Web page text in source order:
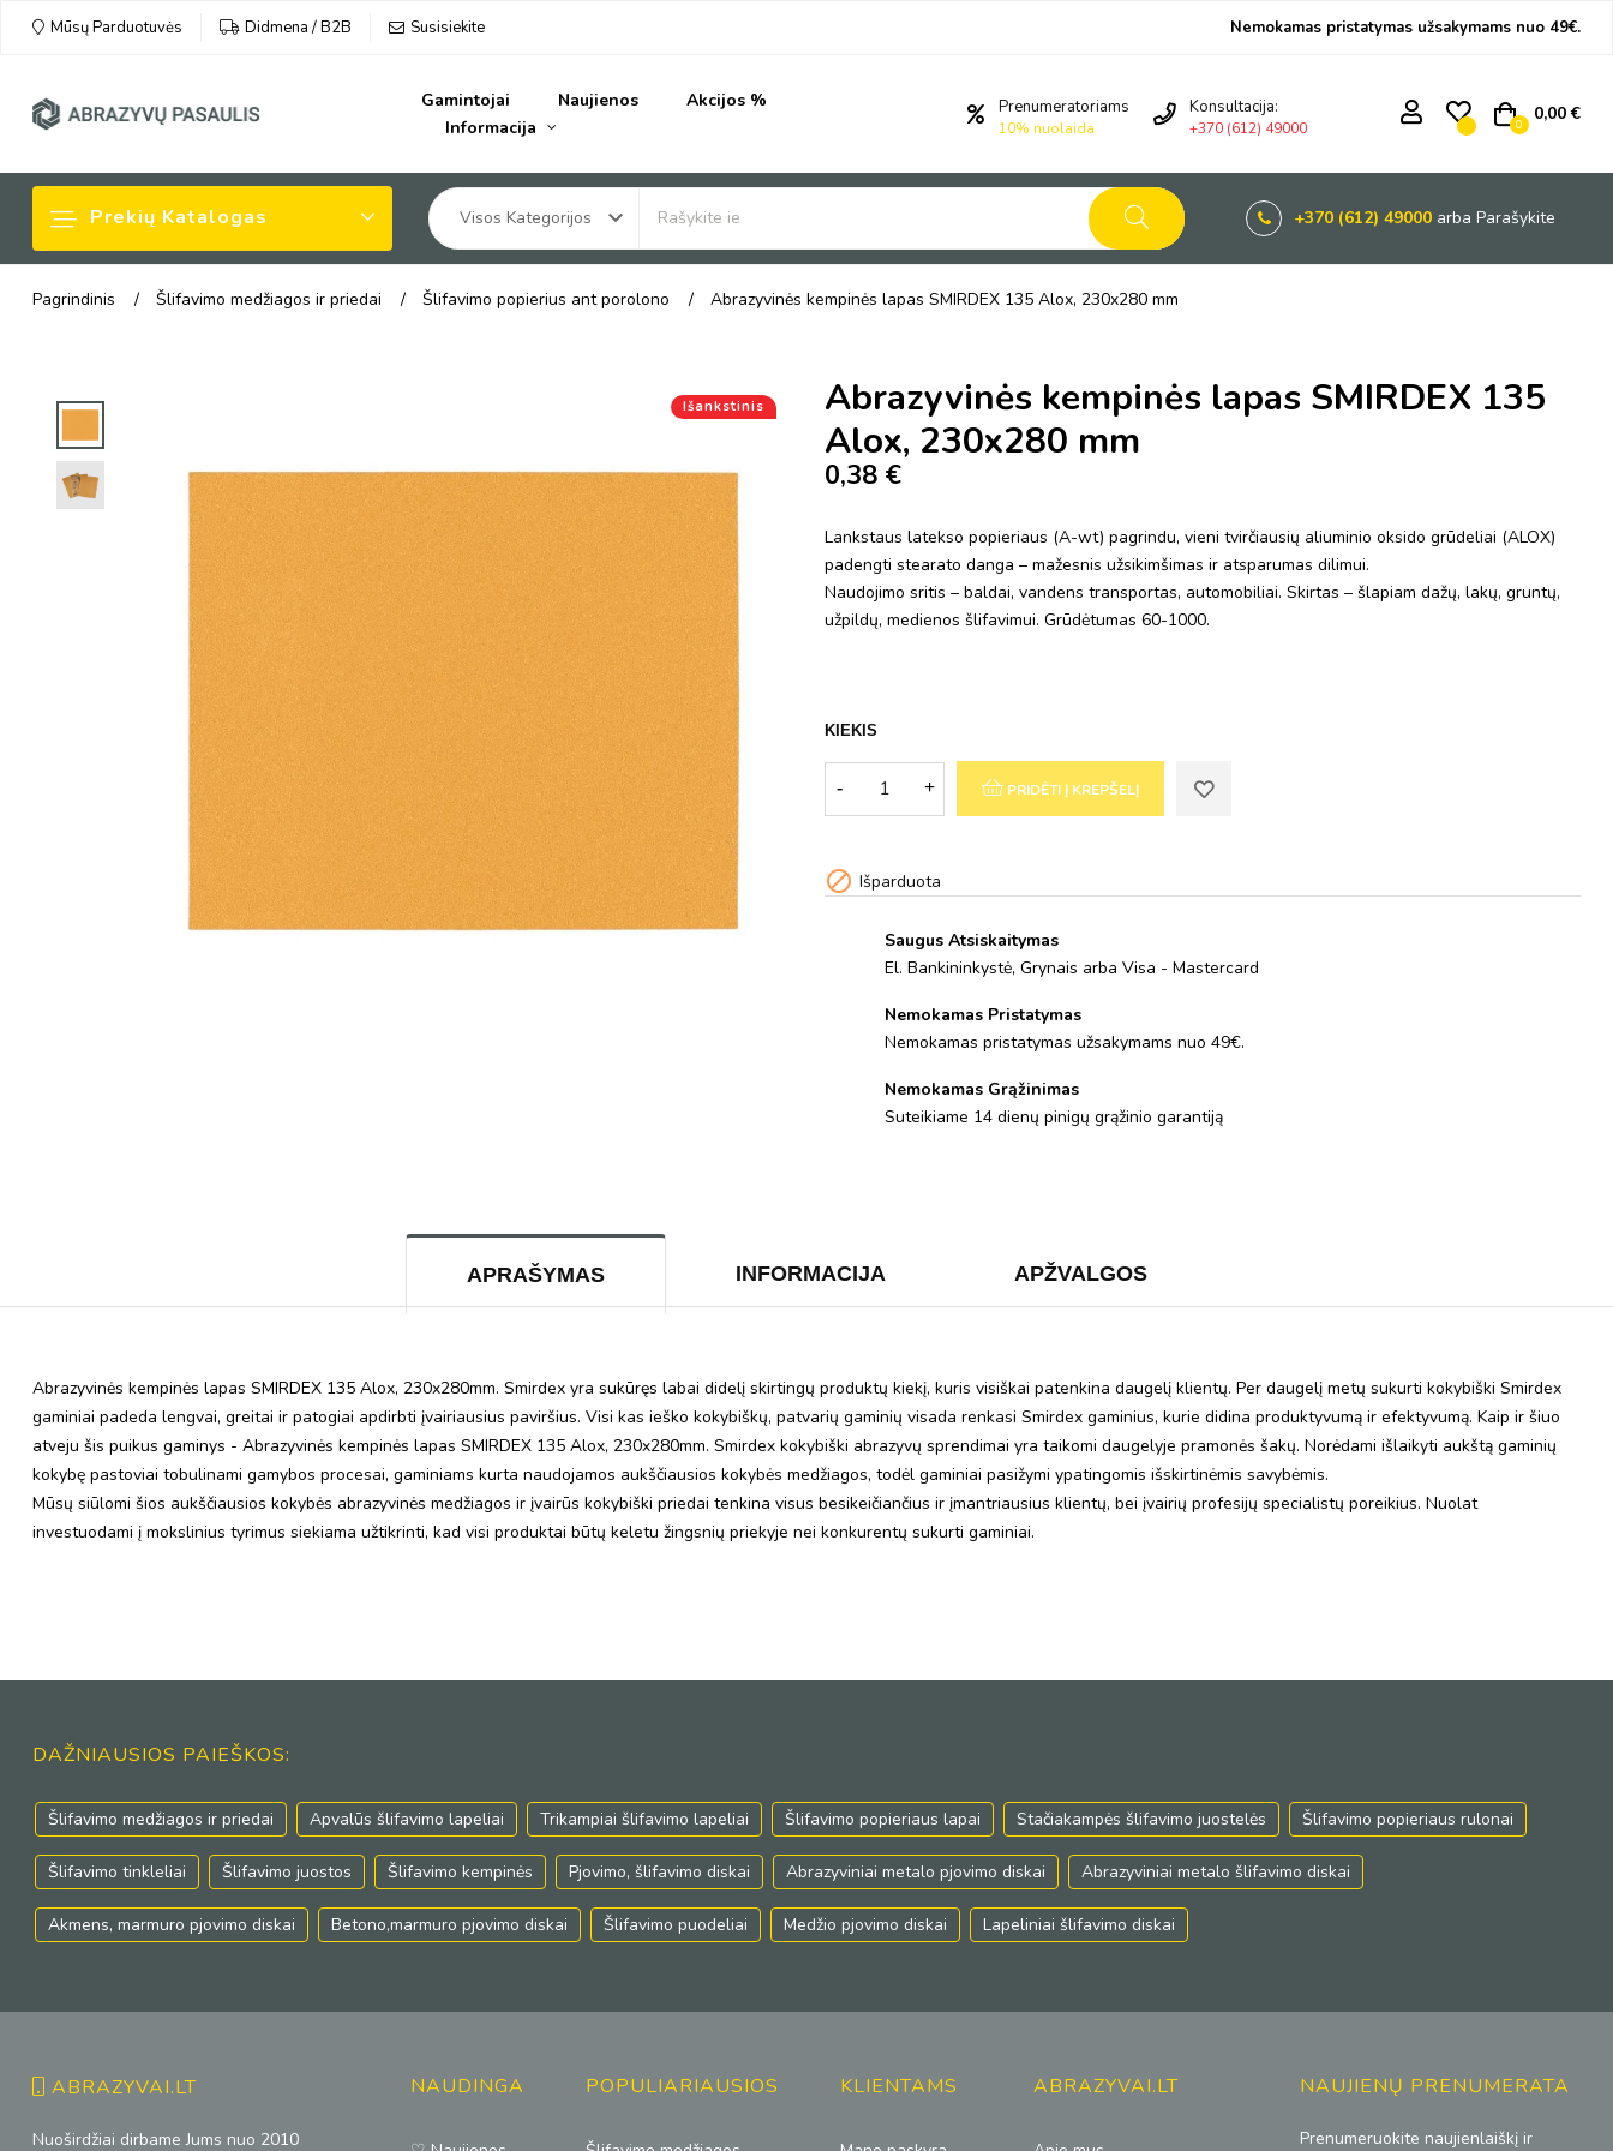
Mūsų Parduotuvės Didmena / B2B Susisiekite Nemokamas pristatymas užsakymams nuo 49€.
Gamintojai Naujienos
Akcijos %
Informacija
Prenumeratoriams
10% nuolaida
Konsultacija:
+370 (612) 49000 0 0,00 €
Prekių Katalogas Visos Kategorijos keyboard_arrow_down +370 (612) 49000 arba Parašykite
Pagrindinis Šlifavimo medžiagos ir priedai Šlifavimo popierius ant porolono Abrazyvinės kempinės lapas SMIRDEX 135 Alox, 230x280 mm
Išankstinis
Abrazyvinės kempinės lapas SMIRDEX 135
Alox, 230x280 mm
0,38 €
Lankstaus latekso popieriaus (A-wt) pagrindu, vieni tvirčiausių aliuminio oksido grūdeliai (ALOX)
padengti stearato danga – mažesnis užsikimšimas ir atsparumas dilimui.
Naudojimo sritis – baldai, vandens transportas, automobiliai. Skirtas – šlapiam dažų, lakų, gruntų,
užpildų, medienos šlifavimui. Grūdėtumas 60-1000.
KIEKIS
PRIDĖTI Į KREPŠELĮ
 Išparduota
Saugus Atsiskaitymas
El. Bankininkystė, Grynais arba Visa - Mastercard
Nemokamas Pristatymas
Nemokamas pristatymas užsakymams nuo 49€.
Nemokamas Grąžinimas
Suteikiame 14 dienų pinigų grąžinio garantiją
APRAŠYMAS INFORMACIJA APŽVALGOS
Abrazyvinės kempinės lapas SMIRDEX 135 Alox, 230x280mm. Smirdex yra sukūręs labai didelį skirtingų produktų kiekį, kuris visiškai patenkina daugelį klientų. Per daugelį metų sukurti kokybiški Smirdex
gaminiai padeda lengvai, greitai ir patogiai apdirbti įvairiausius paviršius. Visi kas ieško kokybiškų, patvarių gaminių visada renkasi Smirdex gaminius, kurie didina produktyvumą ir efektyvumą. Kaip ir šiuo
atveju šis puikus gaminys - Abrazyvinės kempinės lapas SMIRDEX 135 Alox, 230x280mm. Smirdex kokybiški abrazyvų sprendimai yra taikomi daugelyje pramonės šakų. Norėdami išlaikyti aukštą gaminių
kokybę pastoviai tobulinami gamybos procesai, gaminiams kurta naudojamos aukščiausios kokybės medžiagos, todėl gaminiai pasižymi ypatingomis išskirtinėmis savybėmis.
Mūsų siūlomi šios aukščiausios kokybės abrazyvinės medžiagos ir įvairūs kokybiški priedai tenkina visus besikeičiančius ir įmantriausius klientų, bei įvairių profesijų specialistų poreikius. Nuolat
investuodami į mokslinius tyrimus siekiama užtikrinti, kad visi produktai būtų keletu žingsnių priekyje nei konkurentų sukurti gaminiai.
DAŽNIAUSIOS PAIEŠKOS:
Šlifavimo medžiagos ir priedai Apvalūs šlifavimo lapeliai Trikampiai šlifavimo lapeliai Šlifavimo popieriaus lapai Stačiakampės šlifavimo juostelės Šlifavimo popieriaus rulonai
Šlifavimo tinkleliai Šlifavimo juostos Šlifavimo kempinės Pjovimo, šlifavimo diskai Abrazyviniai metalo pjovimo diskai Abrazyviniai metalo šlifavimo diskai
Akmens, marmuro pjovimo diskai Betono,marmuro pjovimo diskai Šlifavimo puodeliai Medžio pjovimo diskai Lapeliniai šlifavimo diskai
ABRAZYVAI.LT
Nuoširdžiai dirbame Jums nuo 2010
NAUDINGA POPULIARIAUSIOS KLIENTAMS ABRAZYVAI.LT NAUJIENŲ PRENUMERATA
Prenumeruokite naujienlaiškį ir